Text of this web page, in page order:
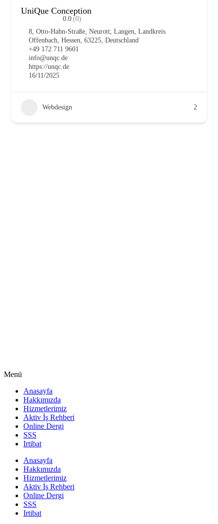
UniQue Conception
0.0 (0)
8, Otto-Hahn-Straße, Neurott, Langen, Landkreis
Offenbach, Hessen, 63225, Deutschland
+49 172 711 9601
info@unqc.de
https://unqc.de
16/11/2025
Webdesign 2
Menü
Anasayfa
Hakkımızda
Hizmetlerimiz
Aktiv İş Rehberi
Online Dergi
SSS
Irtibat
Anasayfa
Hakkımızda
Hizmetlerimiz
Aktiv İş Rehberi
Online Dergi
SSS
Irtibat